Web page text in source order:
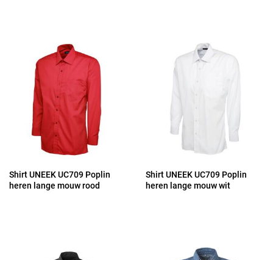
Shirt UNEEK UC709 Poplin
heren lange mouw rood
Shirt UNEEK UC709 Poplin
heren lange mouw wit